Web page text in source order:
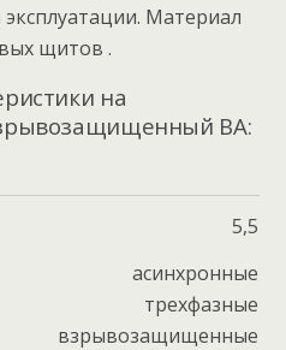
Материал
щитов .
на
ВА:
5,5
асинхронные
трехфазные
взрывозащищенные